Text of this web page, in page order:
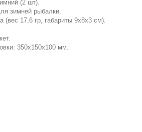
(2 шт).
зимней рыбалки.
(вес 17,6 гр, габариты 9х8х3 см).
350x150x100 мм.